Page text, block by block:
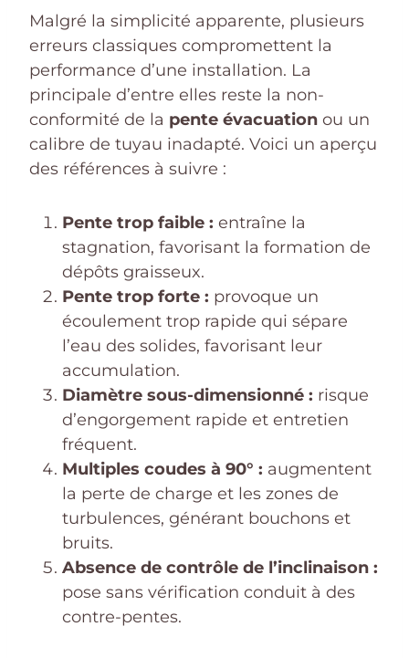
Malgré la simplicité apparente, plusieurs
erreurs classiques compromettent la
performance d’une installation. La
principale d’entre elles reste la non-
conformité de la pente évacuation ou un
calibre de tuyau inadapté. Voici un aperçu
des références à suivre :
Pente trop faible : entraîne la
stagnation, favorisant la formation de
dépôts graisseux.
Pente trop forte : provoque un
écoulement trop rapide qui sépare
l’eau des solides, favorisant leur
accumulation.
Diamètre sous-dimensionné : risque
d’engorgement rapide et entretien
fréquent.
Multiples coudes à 90° : augmentent
la perte de charge et les zones de
turbulences, générant bouchons et
bruits.
Absence de contrôle de l’inclinaison :
pose sans vérification conduit à des
contre-pentes.